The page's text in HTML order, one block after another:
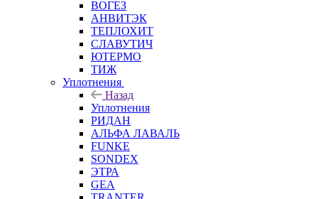
ВОГЕЗ
АНВИТЭК
ТЕПЛОХИТ
СЛАВУТИЧ
ЮТЕРМО
ТИЖ
Уплотнения
Назад
Уплотнения
РИДАН
АЛЬФА ЛАВАЛЬ
FUNKE
SONDEX
ЭТРА
GEA